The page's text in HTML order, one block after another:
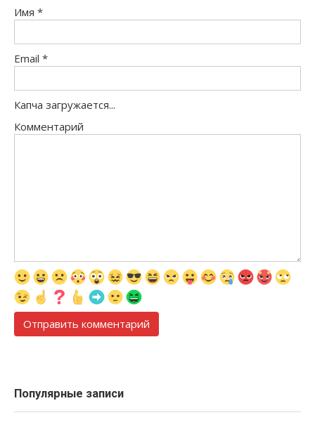
Имя *
Email *
Капча загружается...
Комментарий
Популярные записи